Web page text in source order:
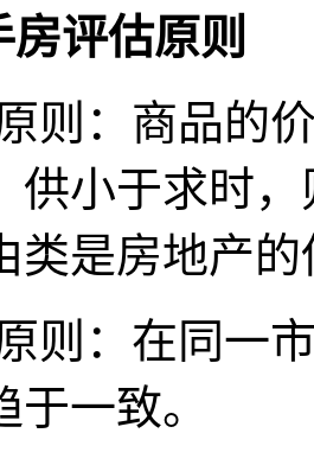
评估原则
则：商品的
供小于求时
类是房地产
则：在同一
一致。